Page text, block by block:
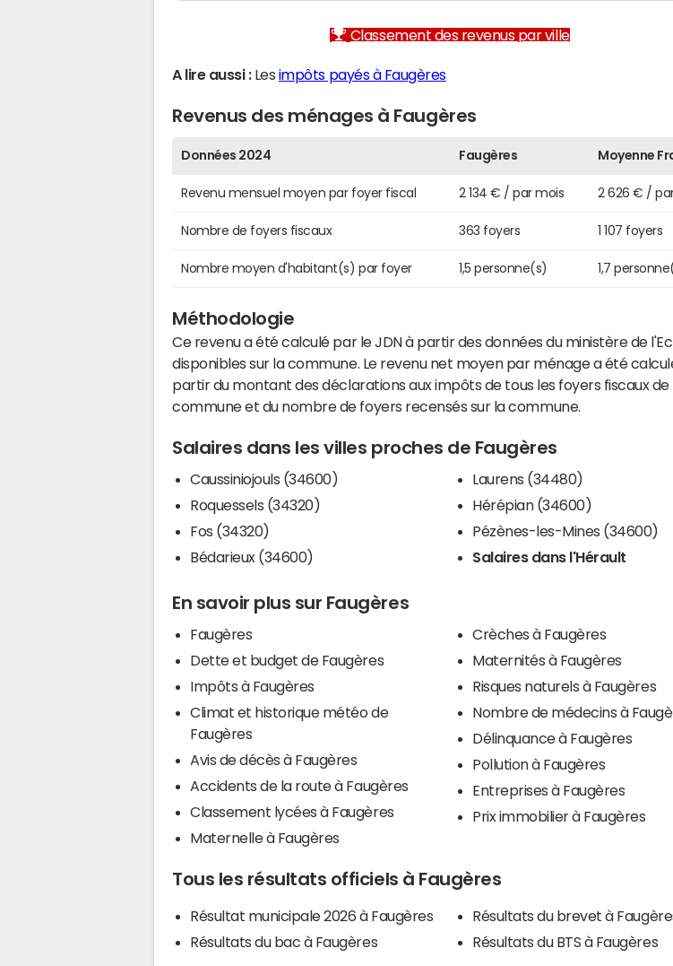
Classement des revenus par ville
A lire aussi :Les impôts payés à Faugères
Revenus des ménages à Faugères
Données 2024 Faugères Moyenne
Revenu mensuel moyen par foyer fiscal 2 134 € / par mois 2 626 € /
Nombre de foyers fiscaux 363 foyers 1 107 foyers
Nombre moyen d'habitant(s) par foyer 1,5 personne(s) 1,7
Méthodologie
Ce revenu a été calculé par le JDN à partir des données du ministère de
disponibles sur la commune. Le revenu net moyen par ménage a été
partir du montant des déclarations aux impôts de tous les foyers fiscaux de
commune et du nombre de foyers recensés sur la commune.
Salaires dans les villes proches de Faugères
Caussiniojouls (34600)
Roquessels (34320)
Fos (34320)
Bédarieux (34600)
Laurens (34480)
Hérépian (34600)
Pézènes-les-Mines (34600)
Salaires dans l'Hérault
En savoir plus sur Faugères
Faugères
Dette et budget de Faugères
Impôts à Faugères
Climat et historique météo de
Faugères
Avis de décès à Faugères
Accidents de la route à Faugères
Classement lycées à Faugères
Maternelle à Faugères
Crèches à Faugères
Maternités à Faugères
Risques naturels à Faugères
Nombre de médecins à
Délinquance à Faugères
Pollution à Faugères
Entreprises à Faugères
Prix immobilier à Faugères
Tous les résultats officiels à Faugères
Résultat municipale 2026 à Faugères
Résultats du bac à Faugères
Résultats du brevet à
Résultats du BTS à Faugères